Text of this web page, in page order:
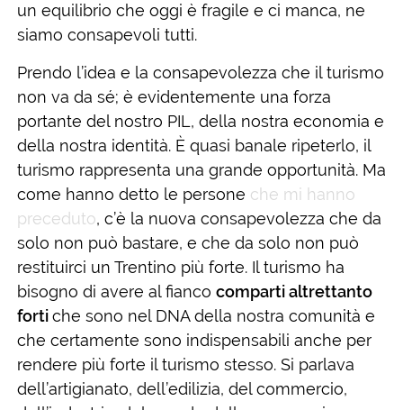
un equilibrio che oggi è fragile e ci manca, ne
siamo consapevoli tutti.
Prendo l’idea e la consapevolezza che il turismo
non va da sé; è evidentemente una forza
portante del nostro PIL, della nostra economia e
della nostra identità. È quasi banale ripeterlo, il
turismo rappresenta una grande opportunità. Ma
come hanno detto le persone che mi hanno
preceduto, c’è la nuova consapevolezza che da
solo non può bastare, e che da solo non può
restituirci un Trentino più forte. Il turismo ha
bisogno di avere al fianco comparti altrettanto
fortiche sono nel DNA della nostra comunità e
che certamente sono indispensabili anche per
rendere più forte il turismo stesso. Si parlava
dell’artigianato, dell’edilizia, del commercio,